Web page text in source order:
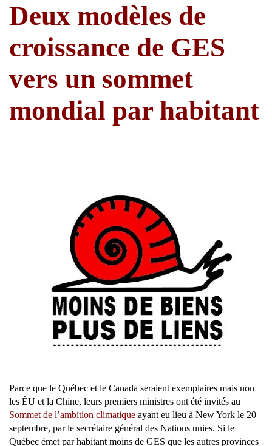
Deux modèles de
croissance de GES
vers un sommet
mondial par habitant
Parce que le Québec et le Canada seraient exemplaires mais non
les ÉU et la Chine, leurs premiers ministres ont été invités au
Sommet de l’ambition climatique ayant eu lieu à New York le 20
septembre, par le secrétaire général des Nations unies. Si le
Québec émet par habitant moins de GES que les autres provinces